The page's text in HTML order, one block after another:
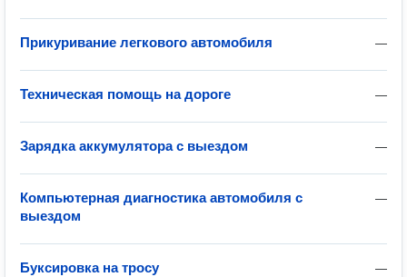
—
Прикуривание легкового автомобиля
—
Техническая помощь на дороге
—
Зарядка аккумулятора с выездом
—
Компьютерная диагностика автомобиля с
выездом
—
Буксировка на тросу